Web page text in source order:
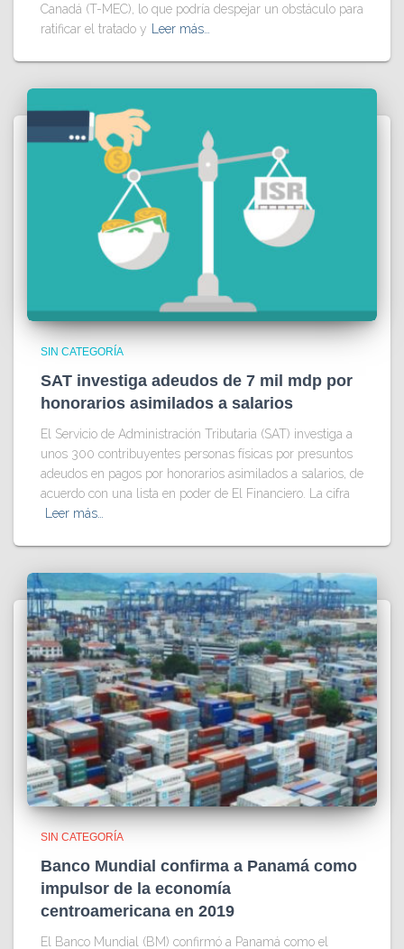
Canadá (T-MEC), lo que podría despejar un obstáculo para
ratificar el tratado y
Leer más…
SIN CATEGORÍA
SAT investiga adeudos de 7 mil mdp por
honorarios asimilados a salarios
El Servicio de Administración Tributaria (SAT) investiga a
unos 300 contribuyentes personas físicas por presuntos
adeudos en pagos por honorarios asimilados a salarios, de
acuerdo con una lista en poder de El Financiero. La cifra
Leer más…
SIN CATEGORÍA
Banco Mundial confirma a Panamá como
impulsor de la economía
centroamericana en 2019
El Banco Mundial (BM) confirmó a Panamá como el